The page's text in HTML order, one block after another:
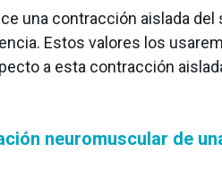
una contracción aislada
Estos valores los
a esta contracción
neuromuscular de